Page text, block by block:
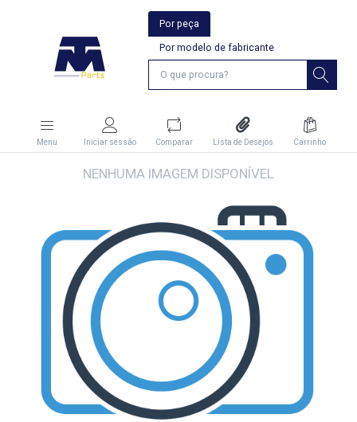
Por peça
Por modelo de fabricante
Menu Iniciar sessão Comparar Lista de Desejos Carrinho